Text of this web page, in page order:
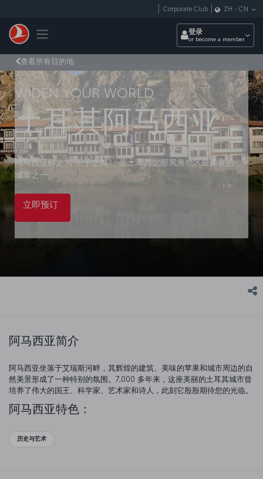
Toggle navigation
Corporate Club ZH - CN
登录
or become a member
查看所有目的地
WIDEN YOUR WORLD
土耳其阿马西亚
阿马西亚称之为“王子之城”，是土耳其北部黑海地区最重要的
城市之一。
立即预订
阿马西亚简介
阿马西亚坐落于艾瑞斯河畔，其辉煌的建筑、美味的苹果和城市周边的自
然美景形成了一种特别的氛围。7,000 多年来，这座美丽的土耳其城市曾
培养了伟大的国王、科学家、艺术家和诗人，此刻它殷殷期待您的光临。
阿马西亚特色：
历史与艺术